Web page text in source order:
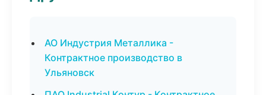
АО Индустрия Металлика -
Контрактное производство в
Ульяновск